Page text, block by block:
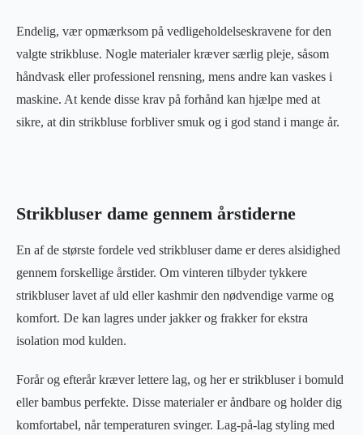
Endelig, vær opmærksom på vedligeholdelseskravene for den
valgte strikbluse. Nogle materialer kræver særlig pleje, såsom
håndvask eller professionel rensning, mens andre kan vaskes i
maskine. At kende disse krav på forhånd kan hjælpe med at
sikre, at din strikbluse forbliver smuk og i god stand i mange år.
Strikbluser dame gennem årstiderne
En af de største fordele ved strikbluser dame er deres alsidighed
gennem forskellige årstider. Om vinteren tilbyder tykkere
strikbluser lavet af uld eller kashmir den nødvendige varme og
komfort. De kan lagres under jakker og frakker for ekstra
isolation mod kulden.
Forår og efterår kræver lettere lag, og her er strikbluser i bomuld
eller bambus perfekte. Disse materialer er åndbare og holder dig
komfortabel, når temperaturen svinger. Lag-på-lag styling med